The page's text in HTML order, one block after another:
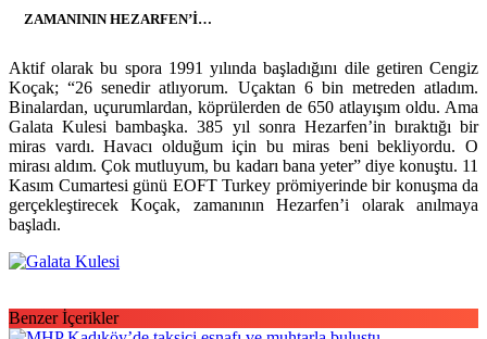
ZAMANININ HEZARFEN’İ…
Aktif olarak bu spora 1991 yılında başladığını dile getiren Cengiz
Koçak; “26 senedir atlıyorum. Uçaktan 6 bin metreden atladım.
Binalardan, uçurumlardan, köprülerden de 650 atlayışım oldu. Ama
Galata Kulesi bambaşka. 385 yıl sonra Hezarfen’in bıraktığı bir
miras vardı. Havacı olduğum için bu miras beni bekliyordu. O
mirası aldım. Çok mutluyum, bu kadarı bana yeter” diye konuştu. 11
Kasım Cumartesi günü EOFT Turkey prömiyerinde bir konuşma da
gerçekleştirecek Koçak, zamanının Hezarfen’i olarak anılmaya
başladı.
Benzer İçerikler